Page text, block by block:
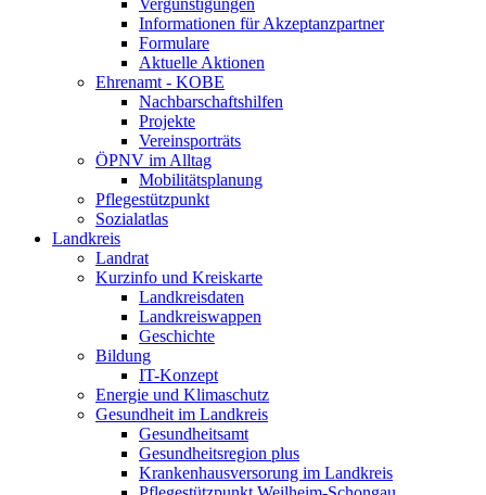
Vergünstigungen
Informationen für Akzeptanzpartner
Formulare
Aktuelle Aktionen
Ehrenamt - KOBE
Nachbarschaftshilfen
Projekte
Vereinsporträts
ÖPNV im Alltag
Mobilitätsplanung
Pflegestützpunkt
Sozialatlas
Landkreis
Landrat
Kurzinfo und Kreiskarte
Landkreisdaten
Landkreiswappen
Geschichte
Bildung
IT-Konzept
Energie und Klimaschutz
Gesundheit im Landkreis
Gesundheitsamt
Gesundheitsregion plus
Krankenhausversorung im Landkreis